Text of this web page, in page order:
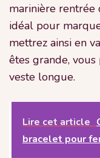
marinière rentrée
idéal pour
mettrez ainsi en
êtes grande,
veste longue.
Lire cet article
bracelet pour